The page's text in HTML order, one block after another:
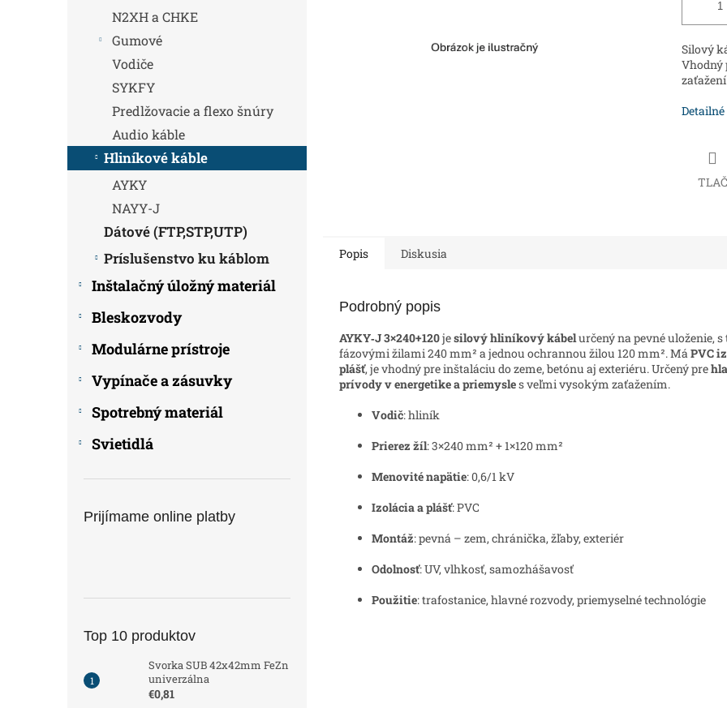
N2XH a CHKE
Gumové
Vodiče
SYKFY
Predlžovacie a flexo šnúry
Audio káble
Hliníkové káble
AYKY
NAYY-J
Dátové (FTP,STP,UTP)
Príslušenstvo ku káblom
Inštalačný úložný materiál
Bleskozvody
Modulárne prístroje
Vypínače a zásuvky
Spotrebný materiál
Svietidlá
Prijímame online platby
Top 10 produktov
Svorka SUB 42x42mm FeZn
univerzálna
€0,81
Silový
Vhodný
TLAČ
Popis Diskusia
Podrobný popis
AYKY‑J 3×240+120jesilový hliníkový kábelurčený na pevné uloženie,
fázovými žilami 240 mm² a jednou ochrannou žilou 120 mm². MáPVC
plášť, je vhodný pre inštaláciu do zeme, betónu aj exteriéru. Určený pre
prívody v energetike a priemysles veľmi vysokým zaťažením.
Vodič: hliník
Prierez žíl: 3×240 mm² + 1×120 mm²
Menovité napätie: 0,6/1 kV
Izolácia a plášť: PVC
Montáž: pevná – zem, chránička, žľaby, exteriér
Odolnosť: UV, vlhkosť, samozhášavosť
Použitie: trafostanice, hlavné rozvody, priemyselné technológie